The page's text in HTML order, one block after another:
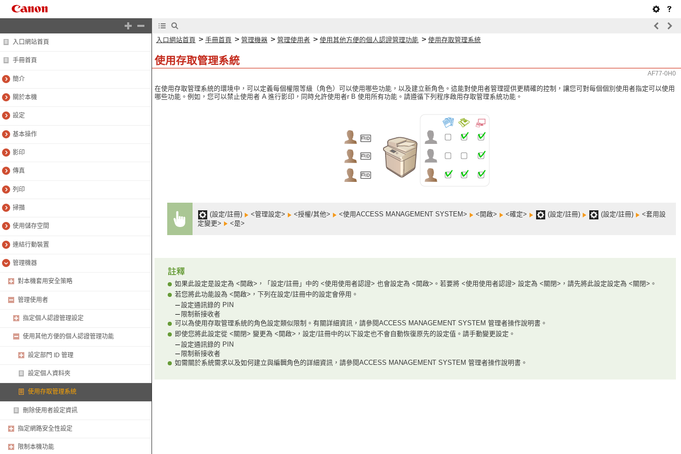
入口網站首頁
手冊首頁
簡介
關於本機
設定
基本操作
影印
傳真
列印
掃描
使用儲存空間
連結行動裝置
管理機器
對本機套用安全策略
管理使用者
指定個人認證管理設定
使用其他方便的個人認證管理功能
設定部門 ID 管理
設定個人資料夾
使用存取管理系統
刪除使用者設定資訊
指定網路安全性設定
限制本機功能
入口網站首頁 > 手冊首頁 > 管理機器 > 管理使用者 > 使用其他方便的個人認證管理功能 > 使用存取管理系統
使用存取管理系統
AF77-0H0
在使用存取管理系統的環境中，可以定義每個權限等級（角色）可以使用哪些功能，以及建立新角色。這能對使用者管理提供更精確的控制，讓您可對每個個別使用者指定可以使用
哪些功能。例如，您可以禁止使用者 A 進行影印，同時允許使用者r B 使用所有功能。請遵循下列程序啟用存取管理系統功能。
(設定/註冊) <管理設定> <授權/其他> <使用ACCESS MANAGEMENT SYSTEM> <開啟> <確定> (設定/註冊) (設定/註冊)
<套用設
定變更>
<是>
如果此設定是設定為 <開啟>，「設定/註冊」中的 <使用使用者認證> 也會設定為 <開啟>。若要將 <使用使用者認證> 設定為 <關閉>，請先將此設定設定為 <關閉>。
若您將此功能設為 <開啟>，下列在設定/註冊中的設定會停用。
設定通訊錄的 PIN
限制新接收者
可以為使用存取管理系統的角色設定類似限制。有關詳細資訊，請參閱ACCESS MANAGEMENT SYSTEM 管理者操作說明書。
即使您將此設定從 <關閉> 變更為 <開啟>，設定/註冊中的以下設定也不會自動恢復原先的設定值。請手動變更設定。
設定通訊錄的 PIN
限制新接收者
如需關於系統需求以及如何建立與編輯角色的詳細資訊，請參閱ACCESS MANAGEMENT SYSTEM 管理者操作說明書。